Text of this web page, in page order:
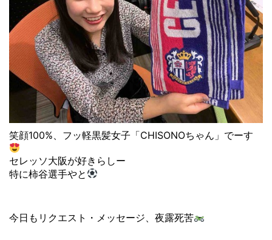
笑顔100%、フッ軽黒髪女子「CHISONOちゃん」でーす
セレッソ大阪が好きらしー
特に柿谷選手やと
今日もリクエスト・メッセージ、夜露死苦